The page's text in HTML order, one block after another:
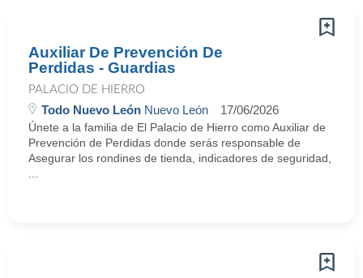
Auxiliar De Prevención De
Perdidas - Guardias
PALACIO DE HIERRO
Todo Nuevo León Nuevo León 17/06/2026
Únete a la familia de El Palacio de Hierro como Auxiliar de
Prevención de Perdidas donde serás responsable de
Asegurar los rondines de tienda, indicadores de seguridad,